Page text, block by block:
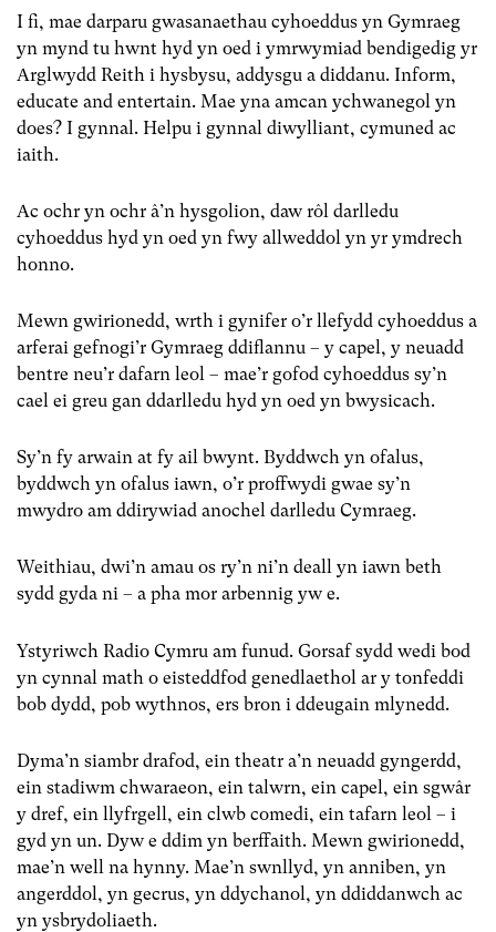
I fi, mae darparu gwasanaethau cyhoeddus yn Gymraeg
yn mynd tu hwnt hyd yn oed i ymrwymiad bendigedig yr
Arglwydd Reith i hysbysu, addysgu a diddanu. Inform,
educate and entertain. Mae yna amcan ychwanegol yn
does? I gynnal. Helpu i gynnal diwylliant, cymuned ac
iaith.
Ac ochr yn ochr â’n hysgolion, daw rôl darlledu
cyhoeddus hyd yn oed yn fwy allweddol yn yr ymdrech
honno.
Mewn gwirionedd, wrth i gynifer o’r llefydd cyhoeddus a
arferai gefnogi’r Gymraeg ddiflannu – y capel, y neuadd
bentre neu’r dafarn leol – mae’r gofod cyhoeddus sy’n
cael ei greu gan ddarlledu hyd yn oed yn bwysicach.
Sy’n fy arwain at fy ail bwynt. Byddwch yn ofalus,
byddwch yn ofalus iawn, o’r proffwydi gwae sy’n
mwydro am ddirywiad anochel darlledu Cymraeg.
Weithiau, dwi’n amau os ry’n ni’n deall yn iawn beth
sydd gyda ni – a pha mor arbennig yw e.
Ystyriwch Radio Cymru am funud. Gorsaf sydd wedi bod
yn cynnal math o eisteddfod genedlaethol ar y tonfeddi
bob dydd, pob wythnos, ers bron i ddeugain mlynedd.
Dyma’n siambr drafod, ein theatr a’n neuadd gyngerdd,
ein stadiwm chwaraeon, ein talwrn, ein capel, ein sgwâr
y dref, ein llyfrgell, ein clwb comedi, ein tafarn leol – i
gyd yn un. Dyw e ddim yn berffaith. Mewn gwirionedd,
mae’n well na hynny. Mae’n swnllyd, yn anniben, yn
angerddol, yn gecrus, yn ddychanol, yn ddiddanwch ac
yn ysbrydoliaeth.